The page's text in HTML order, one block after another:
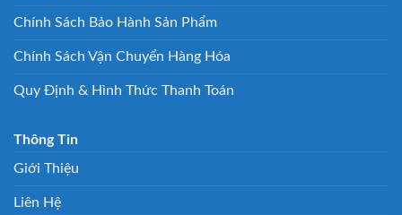
Chính Sách Bảo Hành Sản Phẩm
Chính Sách Vận Chuyển Hàng Hóa
Quy Định & Hình Thức Thanh Toán
Thông Tin
Giới Thiệu
Liên Hệ